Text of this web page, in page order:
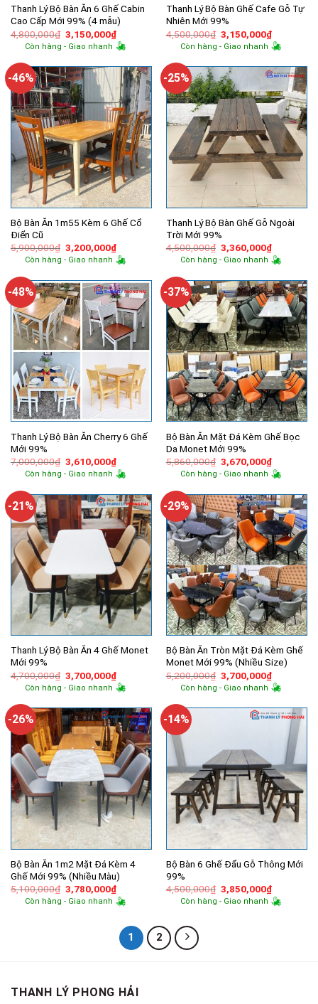
Thanh Lý Bộ Bàn Ăn 6 Ghế Cabin
Cao Cấp Mới 99% (4 mẫu)
4,800,000₫ Giá
gốc
là:
3,150,000₫Giá
hiện
tại
3,150,000₫.
Còn hàng - Giao nhanh
Thanh Lý Bộ Bàn Ghế Cafe Gỗ Tự
Nhiên Mới 99%
4,500,000₫ Giá
gốc
là:
3,150,000₫Giá
hiện
tại
Còn hàng - Giao nhanh
-46%
Bộ Bàn Ăn 1m55 Kèm 6 Ghế Cổ
Điển Cũ
5,900,000₫ Giá
gốc
là:
3,200,000₫Giá
hiện
tại
3,200,000₫.
Còn hàng - Giao nhanh
-25%
Thanh Lý Bộ Bàn Ghế Gỗ Ngoài
Trời Mới 99%
4,500,000₫ Giá
gốc
là:
3,360,000₫Giá
hiện
tại
Còn hàng - Giao nhanh
-48%
Thanh Lý Bộ Bàn Ăn Cherry 6 Ghế
Mới 99%
7,000,000₫ Giá
gốc
là:
3,610,000₫Giá
hiện
tại
3,610,000₫.
Còn hàng - Giao nhanh
-37%
Bộ Bàn Ăn Mặt Đá Kèm Ghế Bọc
Da Monet Mới 99%
5,860,000₫ Giá
gốc
là:
3,670,000₫Giá
hiện
tại
Còn hàng - Giao nhanh
-21%
Thanh Lý Bộ Bàn Ăn 4 Ghế Monet
Mới 99%
4,700,000₫ Giá
gốc
là:
3,700,000₫Giá
hiện
tại
3,700,000₫.
Còn hàng - Giao nhanh
-29%
Bộ Bàn Ăn Tròn Mặt Đá Kèm Ghế
Monet Mới 99% (Nhiều Size)
5,200,000₫ Giá
gốc
là:
3,700,000₫Giá
hiện
tại
Còn hàng - Giao nhanh
-26%
Bộ Bàn Ăn 1m2 Mặt Đá Kèm 4
Ghế Mới 99% (Nhiều Màu)
5,100,000₫ Giá
gốc
là:
3,780,000₫Giá
hiện
tại
3,780,000₫.
Còn hàng - Giao nhanh
-14%
Bộ Bàn 6 Ghế Đẩu Gỗ Thông Mới
99%
4,500,000₫ Giá
gốc
là:
3,850,000₫Giá
hiện
tại
Còn hàng - Giao nhanh
1 2
THANH LÝ PHONG HẢI